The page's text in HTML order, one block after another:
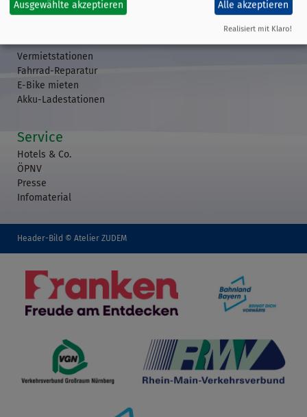
Vermietstationen
Fahrrad-Reparatur
E-Bike mieten
Akku-Ladestationen
Service
Hotels & Co.
ÖPNV
Presse
Infomaterial
Header-Bild © Atelier ZUDEM
Ausgewählte akzeptieren Alle akzeptieren
Realisiert mit Klaro!